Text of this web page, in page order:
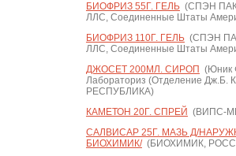
БИОФРИЗ 55Г. ГЕЛЬ(СПЭН
ЛЛС, Соединенные Штаты
БИОФРИЗ 110Г. ГЕЛЬ(СПЭН
ЛЛС, Соединенные Штаты
ДЖОСЕТ 200МЛ. СИРОП (Юник
Лабораториз (Отделение Дж.Б.
РЕСПУБЛИКА)
КАМЕТОН 20Г. СПРЕЙ (ВИПС-
САЛВИСАР 25Г. МАЗЬ Д/
БИОХИМИК/(БИОХИМИК,